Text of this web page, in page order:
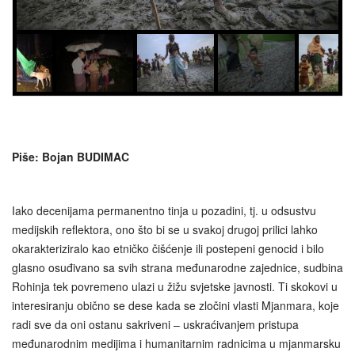
Piše: Bojan BUDIMAC
Iako decenijama permanentno tinja u pozadini, tj. u odsustvu
medijskih reflektora, ono što bi se u svakoj drugoj prilici lahko
okarakteriziralo kao etničko čišćenje ili postepeni genocid i bilo
glasno osuđivano sa svih strana međunarodne zajednice, sudbina
Rohinja tek povremeno ulazi u žižu svjetske javnosti. Ti skokovi u
interesiranju obično se dese kada se zločini vlasti Mjanmara, koje
radi sve da oni ostanu sakriveni – uskraćivanjem pristupa
međunarodnim medijima i humanitarnim radnicima u mjanmarsku